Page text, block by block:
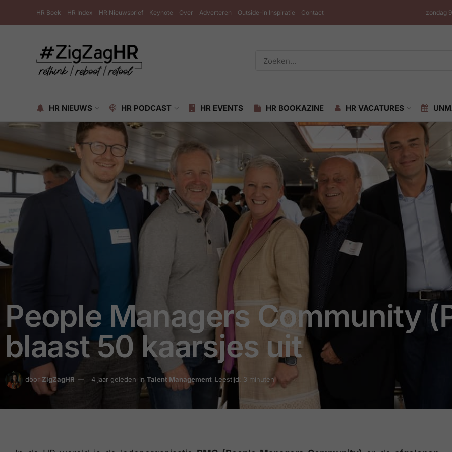
HR Boek HR Index HR Nieuwsbrief Keynote Over Adverteren Outside-in Inspiratie Contact zondag
HR NIEUWS HR PODCAST HR EVENTS HR BOOKAZINE HR VACATURES
People Managers Community
blaast 50 kaarsjes uit
door ZigZagHR 4 jaar geleden in Talent Management Leestijd: 3 minuten